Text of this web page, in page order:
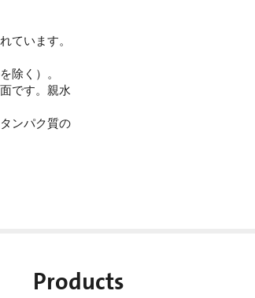
ています。
除く）。
です。親水
ンパク質の
Products